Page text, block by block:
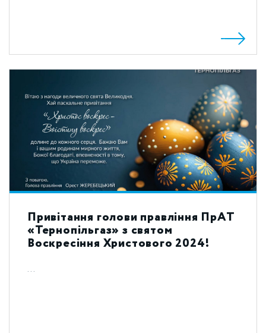
Привітання голови правління ПрАТ
«Тернопільгаз» з святом
Воскресіння Христового 2024!
...